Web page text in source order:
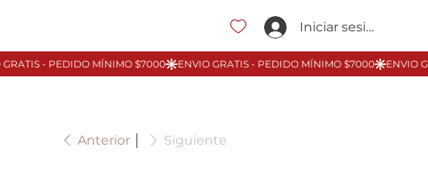
Iniciar sesión
Anterior Siguiente